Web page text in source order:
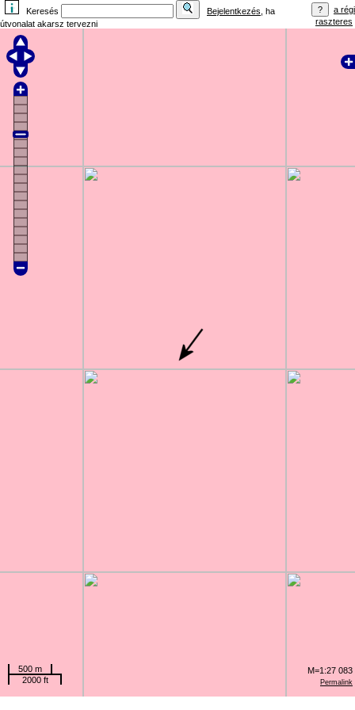
Keresés Bejelentkezés , ha
útvonalat akarsz tervezni
a régi
raszteres
Permalink
500 m
2000 ft
M=1:27 083